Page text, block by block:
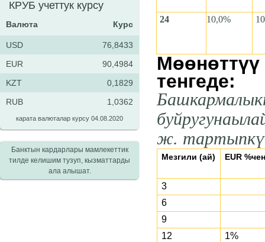
24 10,0%
тенгеде:
ж.
Мезгили (ай) EUR
3
6
9
12
1%
КРУБ учеттук курсу
Валюта Курс
USD
76,8433
EUR
90,4984
KZT
0,1829
RUB
1,0362
карата валюталар курсу 04.08.2020
Банктын кардарлары мамлекеттик
тилде келишим тузуп, кызматтарды
ала алышат.